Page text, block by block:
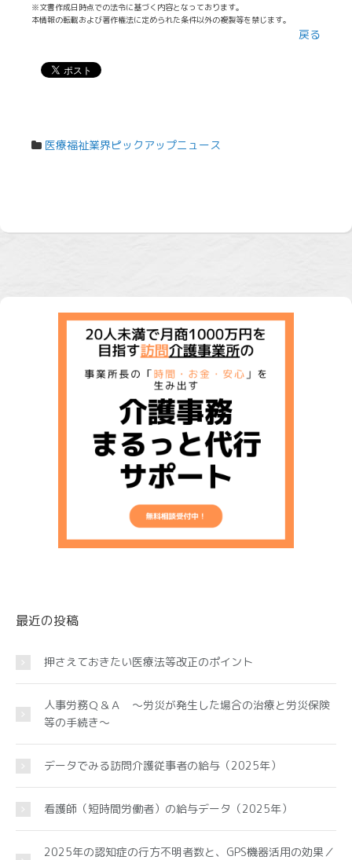
※文書作成日時点での法令に基づく内容となっております。
本情報の転載および著作権法に定められた条件以外の複製等を禁じます。
戻る
医療福祉業界ピックアップニュース
最近の投稿
押さえておきたい医療法等改正のポイント
人事労務Ｑ＆Ａ ～労災が発生した場合の治療と労災保険
等の手続き～
データでみる訪問介護従事者の給与（2025年）
看護師（短時間労働者）の給与データ（2025年）
2025年の認知症の行方不明者数と、GPS機器活用の効果／